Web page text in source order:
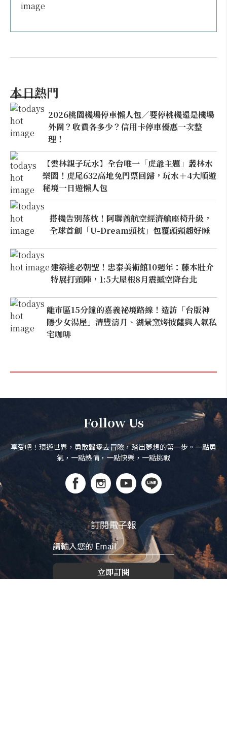
本日熱門
2026桃園機場停車懶人包／要停桃機還是機場
外圍？收費各多少？信用卡停車優惠一次整
理！
【雲林親子玩水】全台唯一「虎爺主題」叢林水
樂園！虎尾632高地免門票回歸，玩水＋4大順遊
秘境一日遊懶人包
搭機告別落枕！阿聯酋航空經濟艙座椅升級，
全球首創「U-Dream頭枕」包覆頭頸超好睡
建築迷必朝聖！忠泰美術館10週年：藤本壯介
特展打頭陣，1:5大屋根8月震撼空降台北
離市區15分鐘的嘉義祕境路線！造訪「台版神
隱少女湯屋」清豐濤月、湖景窯烤披薩與人氣私
宅咖啡
Follow Us
享受吧！環遊世界，勇敢歸零去冒險，踏出夢想的第一步。一點勇
氣，一點熱情，一點快樂，一點挑戰
訂閱電子報
立即訂閱